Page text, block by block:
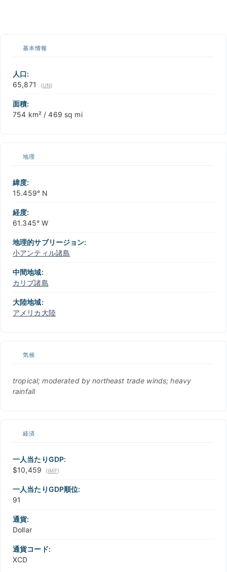
−
基本情報
人口:
65,871
(UN)
面積:
754 km² / 469 sq mi
地理
緯度:
15.459° N
経度:
61.345° W
地理的サブリージョン:
小アンティル諸島
中間地域:
カリブ諸島
大陸地域:
アメリカ大陸
気候
tropical; moderated by northeast trade winds; heavy
rainfall
経済
一人当たりGDP:
$10,459
(IMF)
一人当たりGDP順位:
91
通貨:
Dollar
通貨コード:
XCD